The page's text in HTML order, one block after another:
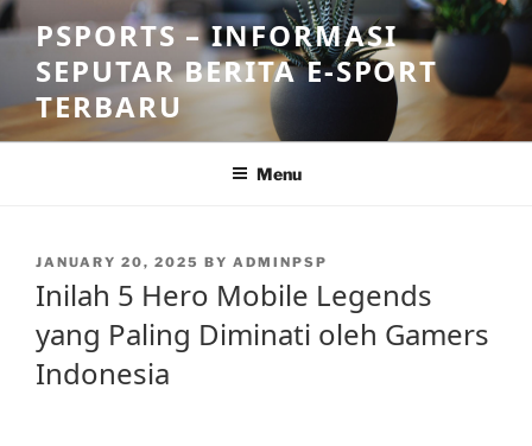
Skip
to
content
PSPORTS – INFORMASI
SEPUTAR BERITA E-SPORT
TERBARU
Menu
POSTED
JANUARY 20, 2025 BY ADMINPSP
Inilah 5 Hero Mobile Legends
yang Paling Diminati oleh Gamers
Indonesia